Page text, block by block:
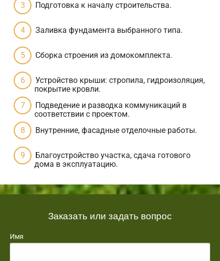
Подготовка к началу строительства.
Заливка фундамента выбранного типа.
Сборка строения из домокомплекта.
Устройство крыши: стропила, гидроизоляция,
покрытие кровли.
Подведение и разводка коммуникаций в
соответствии с проектом.
Внутренние, фасадные отделочные работы.
Благоустройство участка, сдача готового
дома в эксплуатацию.
Заказать или задать вопрос
Имя